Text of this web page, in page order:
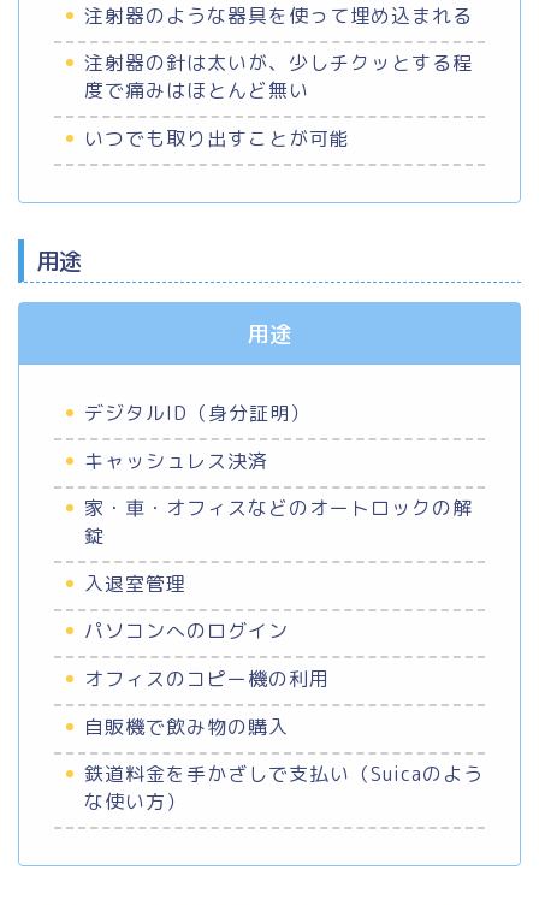
注射器のような器具を使って埋め込まれる
注射器の針は太いが、少しチクッとする程
度で痛みはほとんど無い
いつでも取り出すことが可能
用途
用途
デジタルID（身分証明）
キャッシュレス決済
家・車・オフィスなどのオートロックの解
錠
入退室管理
パソコンへのログイン
オフィスのコピー機の利用
自販機で飲み物の購入
鉄道料金を手かざしで支払い（Suicaのよう
な使い方）